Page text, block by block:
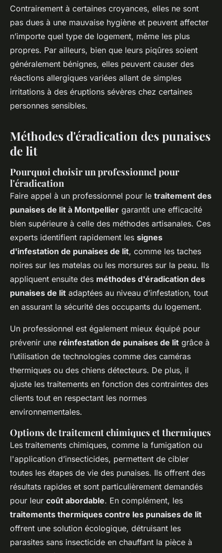
Contrairement à certaines croyances, elles ne sont
pas dues à une mauvaise hygiène et peuvent affecter
n’importe quel type de logement, même les plus
propres. Par ailleurs, bien que leurs piqûres soient
généralement bénignes, elles peuvent causer des
réactions allergiques variées allant de simples
irritations à des éruptions sévères chez certaines
personnes sensibles.
Méthodes d'éradication des punaises
de lit
Pourquoi choisir un professionnel pour
l'éradication
Faire appel à un professionnel pour le traitement des
punaises de lit à Montpellier garantit une efficacité
bien supérieure à celle des méthodes artisanales. Ces
experts identifient rapidement les signes
d'infestation de punaises de lit, comme les taches
noires sur les matelas ou les morsures sur la peau. Ils
appliquent ensuite des méthodes d'éradication des
punaises de lit adaptées au niveau d’infestation, tout
en assurant la sécurité des occupants du logement.
Un professionnel est également mieux équipé pour
prévenir une réinfestation de punaises de lit grâce à
l’utilisation de technologies comme des caméras
thermiques ou des chiens détecteurs. De plus, il
ajuste les traitements en fonction des contraintes des
clients tout en respectant les normes
environnementales.
Options de traitement chimiques et thermiques
Les traitements chimiques, comme la fumigation ou
l'application d’insecticides, permettent de cibler
toutes les étapes de vie des punaises. Ils offrent des
résultats rapides et sont particulièrement demandés
pour leur coût abordable. En complément, les
traitements thermiques contre les punaises de lit
offrent une solution écologique, détruisant les
parasites sans insecticide en chauffant la pièce à